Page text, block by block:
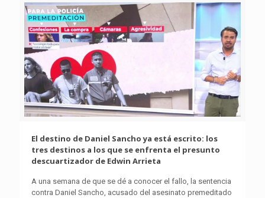
El destino de Daniel Sancho ya está escrito: los
tres destinos a los que se enfrenta el presunto
descuartizador de Edwin Arrieta
A una semana de que se dé a conocer el fallo, la sentencia
contra Daniel Sancho, acusado del asesinato premeditado